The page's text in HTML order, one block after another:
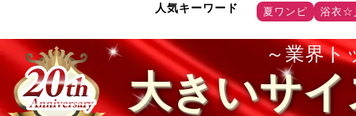
人気キーワード
夏ワンピ
浴衣☆
業界ト
大きいサ